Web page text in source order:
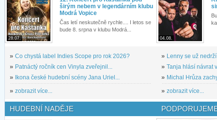
28.07.
širým nebem v legendárním klubu
Modrá Vopice
Čas letí neskutečně rychle.... I letos se
bude 8. srpna v klubu Modrá...
» Co chystá label Indies Scope pro rok 2026?
» Patnáctý ročník cen Vinyla zveřejnil...
» Ikona české hudební scény Jana Uriel...
» zobrazit více...
04.08.
» Lenny se už
» Tanja hlásí návrat
» Michal Hrůza
» zobrazit více...
HUDEBNÍ NADĚJE